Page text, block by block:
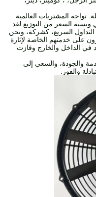
تواجه المشتريات العالمية
ونسبة السعر من التوزيع.لقد
التداول السريع، كشركة، ونحن
على خدمتهم الخاصة لإثارة
في الداخل والخارج وفازت
والجودة، والسعي إلى
والفوز.